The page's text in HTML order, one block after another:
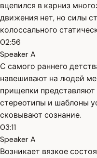
вцепился в карниз
движения нет, но силы
колоссального
02:56
Speaker A
С самого раннего
навешивают на людей
прищепки
стереотипы и шаблоны
сковывают сознание.
03:11
Speaker A
Возникает вязкое